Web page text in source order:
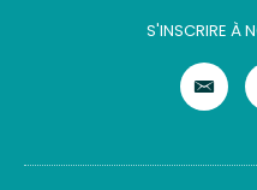
S'INSCRIRE À